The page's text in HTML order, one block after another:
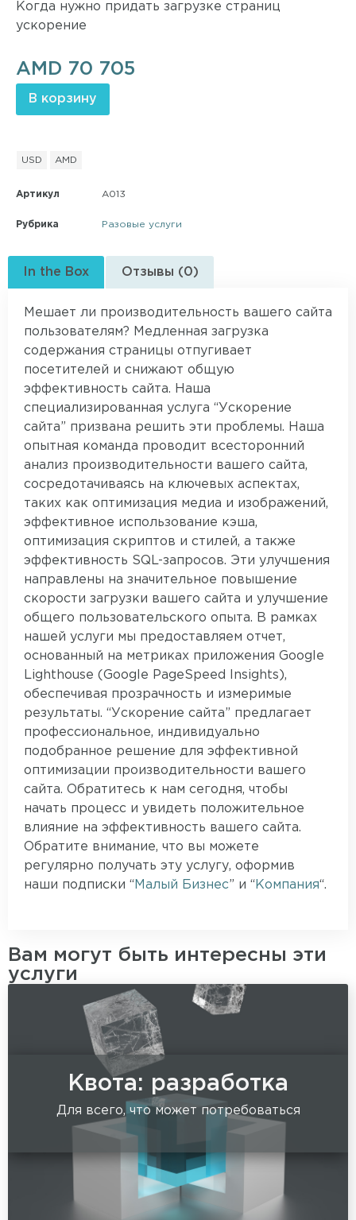
Когда нужно придать загрузке страниц
ускорение
AMD 70 705
В корзину
USD AMD
Артикул A013
Рубрика Разовые услуги
In the Box Отзывы (0)
Мешает ли производительность вашего сайта
пользователям? Медленная загрузка
содержания страницы отпугивает
посетителей и снижают общую
эффективность сайта. Наша
специализированная услуга “Ускорение
сайта” призвана решить эти проблемы. Наша
опытная команда проводит всесторонний
анализ производительности вашего сайта,
сосредотачиваясь на ключевых аспектах,
таких как оптимизация медиа и изображений,
эффективное использование кэша,
оптимизация скриптов и стилей, а также
эффективность SQL-запросов. Эти улучшения
направлены на значительное повышение
скорости загрузки вашего сайта и улучшение
общего пользовательского опыта. В рамках
нашей услуги мы предоставляем отчет,
основанный на метриках приложения Google
Lighthouse (Google PageSpeed Insights),
обеспечивая прозрачность и измеримые
результаты. “Ускорение сайта” предлагает
профессиональное, индивидуально
подобранное решение для эффективной
оптимизации производительности вашего
сайта. Обратитесь к нам сегодня, чтобы
начать процесс и увидеть положительное
влияние на эффективность вашего сайта.
Обратите внимание, что вы можете
регулярно получать эту услугу, оформив
наши подписки “ Малый Бизнес” и “ Компания“.
Вам могут быть интересны эти
услуги
Квота: разработка
Для всего, что может потребоваться